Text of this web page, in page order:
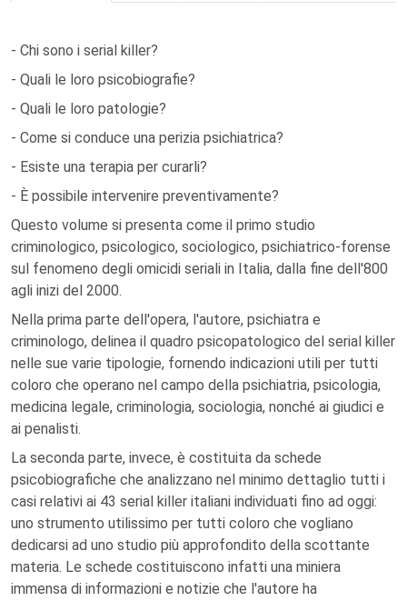
- Chi sono i serial killer?
- Quali le loro psicobiografie?
- Quali le loro patologie?
- Come si conduce una perizia psichiatrica?
- Esiste una terapia per curarli?
- È possibile intervenire preventivamente?
Questo volume si presenta come il primo studio
criminologico, psicologico, sociologico, psichiatrico-forense
sul fenomeno degli omicidi seriali in Italia, dalla fine dell'800
agli inizi del 2000.
Nella prima parte dell'opera, l'autore, psichiatra e
criminologo, delinea il quadro psicopatologico del serial killer
nelle sue varie tipologie, fornendo indicazioni utili per tutti
coloro che operano nel campo della psichiatria, psicologia,
medicina legale, criminologia, sociologia, nonché ai giudici e
ai penalisti.
La seconda parte, invece, è costituita da schede
psicobiografiche che analizzano nel minimo dettaglio tutti i
casi relativi ai 43 serial killer italiani individuati fino ad oggi:
uno strumento utilissimo per tutti coloro che vogliano
dedicarsi ad uno studio più approfondito della scottante
materia. Le schede costituiscono infatti una miniera
immensa di informazioni e notizie che l'autore ha